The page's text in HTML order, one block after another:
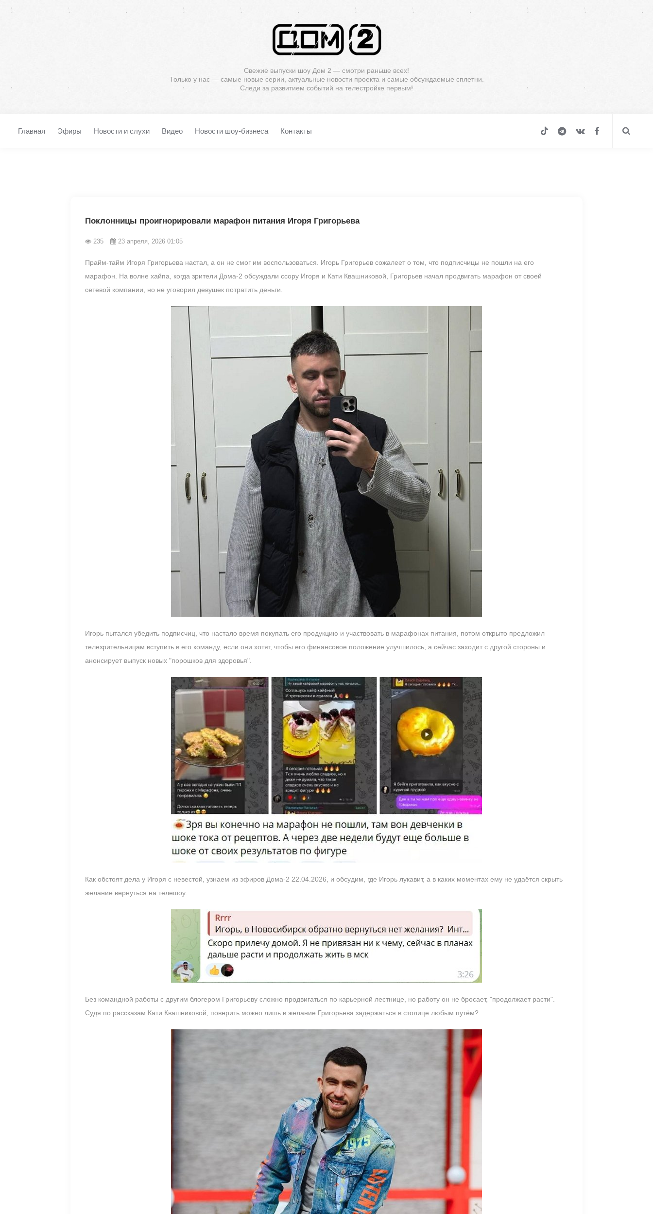
Свежие выпуски шоу Дом 2 — смотри раньше всех!
Только у нас — самые новые серии, актуальные новости проекта и самые обсуждаемые сплетни.
Следи за развитием событий на телестройке первым!
Главная Эфиры Новости и слухи Видео Новости шоу-бизнеса Контакты
Поклонницы проигнорировали марафон питания Игоря Григорьева
235 23 апреля, 2026 01:05
Прайм-тайм Игоря Григорьева настал, а он не смог им воспользоваться. Игорь Григорьев сожалеет о том, что подписчицы не пошли на его
марафон. На волне хайпа, когда зрители Дома-2 обсуждали ссору Игоря и Кати Квашниковой, Григорьев начал продвигать марафон от своей
сетевой компании, но не уговорил девушек потратить деньги.
Игорь пытался убедить подписчиц, что настало время покупать его продукцию и участвовать в марафонах питания, потом открыто предложил
телезрительницам вступить в его команду, если они хотят, чтобы его финансовое положение улучшилось, а сейчас заходит с другой стороны и
анонсирует выпуск новых "порошков для здоровья".
Как обстоят дела у Игоря с невестой, узнаем из эфиров Дома-2 22.04.2026, и обсудим, где Игорь лукавит, а в каких моментах ему не удаётся скрыть
желание вернуться на телешоу.
Без командной работы с другим блогером Григорьеву сложно продвигаться по карьерной лестнице, но работу он не бросает, "продолжает расти".
Судя по рассказам Кати Квашниковой, поверить можно лишь в желание Григорьева задержаться в столице любым путём?